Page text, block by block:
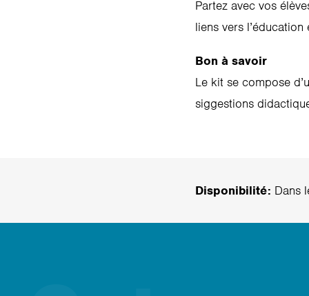
Partez avec vos
liens vers
Bon à savoir
Le kit se compose
siggestions
Disponibilité: Dans